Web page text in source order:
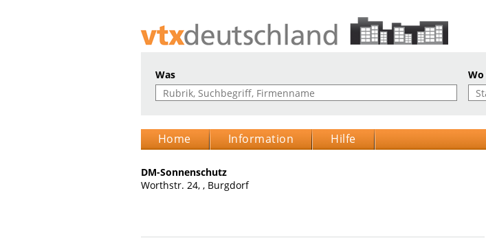
Was Wo
Home Information Hilfe
DM-Sonnenschutz
Worthstr. 24, , Burgdorf